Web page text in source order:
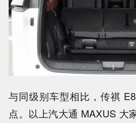
与同级别车型相比，传祺
点。以上汽大通 MAXUS 大